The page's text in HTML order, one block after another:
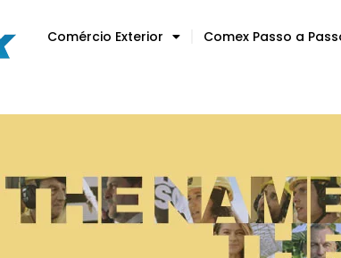
Comércio Exterior Comex Passo a